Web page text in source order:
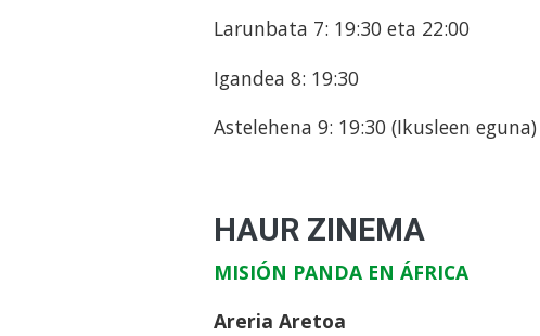
Larunbata 7: 19:30 eta 22:00
Igandea 8: 19:30
Astelehena 9: 19:30 (Ikusleen eguna)
HAUR ZINEMA
MISIÓN PANDA EN ÁFRICA
Areria Aretoa